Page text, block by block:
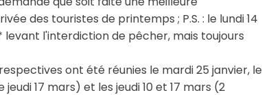
des touristes de printemps ; P.S. : le lundi 14
l'interdiction de pêcher, mais toujours
ont été réunies le mardi 25 janvier, le
17 mars) et les jeudi 10 et 17 mars (2